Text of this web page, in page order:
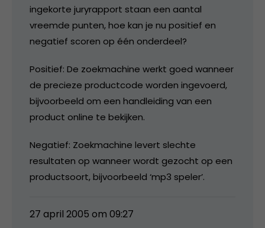
ingekorte juryrapport staan een aantal
vreemde punten, hoe kan je nu positief en
negatief scoren op één onderdeel?
Positief: De zoekmachine werkt goed wanneer
de precieze productcode worden ingevoerd,
bijvoorbeeld om een handleiding van een
product online te bekijken.
Negatief: Zoekmachine levert slechte
resultaten op wanneer wordt gezocht op een
productsoort, bijvoorbeeld ‘mp3 speler’.
27 april 2005 om 09:27